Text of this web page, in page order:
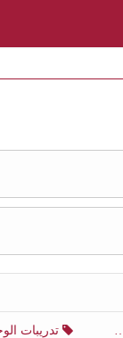
تدريبات الوحدة